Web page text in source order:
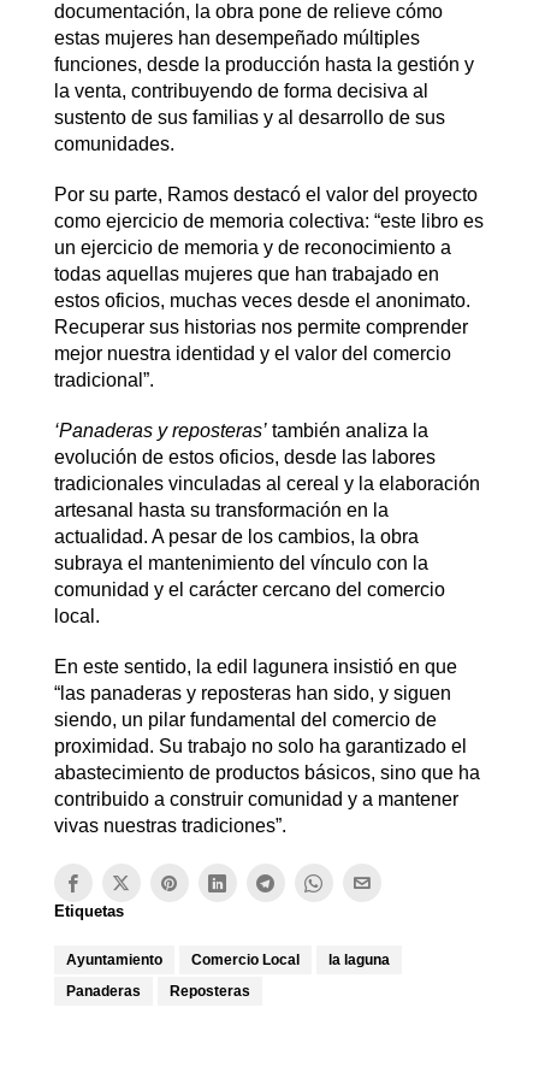
documentación, la obra pone de relieve cómo
estas mujeres han desempeñado múltiples
funciones, desde la producción hasta la gestión y
la venta, contribuyendo de forma decisiva al
sustento de sus familias y al desarrollo de sus
comunidades.
Por su parte, Ramos destacó el valor del proyecto
como ejercicio de memoria colectiva: “este libro es
un ejercicio de memoria y de reconocimiento a
todas aquellas mujeres que han trabajado en
estos oficios, muchas veces desde el anonimato.
Recuperar sus historias nos permite comprender
mejor nuestra identidad y el valor del comercio
tradicional”.
‘Panaderas y reposteras’también analiza la
evolución de estos oficios, desde las labores
tradicionales vinculadas al cereal y la elaboración
artesanal hasta su transformación en la
actualidad. A pesar de los cambios, la obra
subraya el mantenimiento del vínculo con la
comunidad y el carácter cercano del comercio
local.
En este sentido, la edil lagunera insistió en que
“las panaderas y reposteras han sido, y siguen
siendo, un pilar fundamental del comercio de
proximidad. Su trabajo no solo ha garantizado el
abastecimiento de productos básicos, sino que ha
contribuido a construir comunidad y a mantener
vivas nuestras tradiciones”.
Etiquetas
Ayuntamiento Comercio Local
la laguna
Panaderas
Reposteras